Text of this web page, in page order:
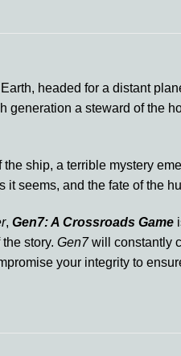
headed for a distant
generation a steward of the
ship, a terrible mystery
seems, and the fate of the
, Gen7: A Crossroads Game
story. Gen7will constantly
your integrity to